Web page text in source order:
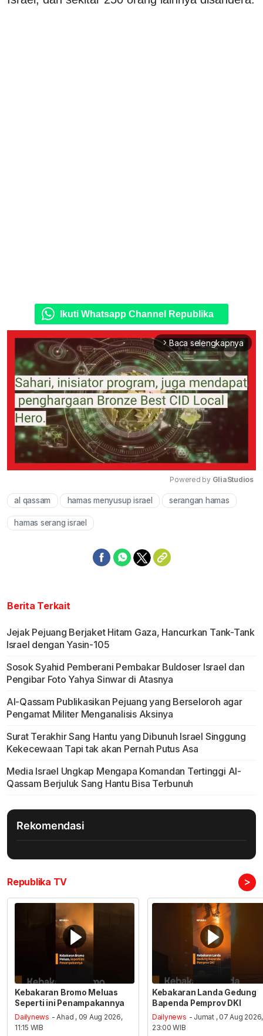
Ikuti Whatsapp Channel Republika
arrow_forward_ios Baca selengkapnya
Mute
Powered by GliaStudios
al qassam hamas menyusup israel serangan hamas
hamas serang israel
Berita Terkait
Jejak Pejuang Berjaket Hitam Gaza, Hancurkan Tank-Tank
Israel dengan Yasin-105
Sosok Syahid Pemberani Pembakar Buldoser Israel dan
Pengibar Foto Yahya Sinwar di Atasnya
Al-Qassam Publikasikan Pejuang yang Berseloroh agar
Pengamat Militer Menganalisis Aksinya
Surat Terakhir Sang Hantu yang Dibunuh Israel Singgung
Kekecewaan Tapi tak akan Pernah Putus Asa
Media Israel Ungkap Mengapa Komandan Tertinggi Al-
Qassam Berjuluk Sang Hantu Bisa Terbunuh
Rekomendasi
Republika TV >
Kebakaran Bromo Meluas
Seperti ini Penampakannya
Dailynews - Ahad , 09 Aug 2026,
11:15 WIB
Kebakaran Landa Gedung
Bapenda Pemprov DKI
Dailynews - Jumat , 07 Aug 2026,
23:00 WIB